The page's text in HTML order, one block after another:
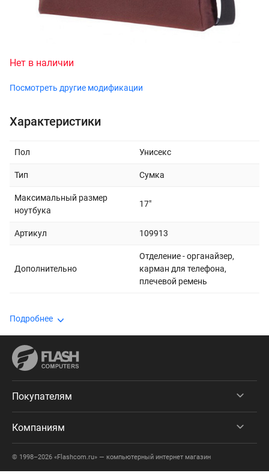
Нет в наличии
Посмотреть другие модификации
Характеристики
Пол Унисекс
Тип Сумка
Максимальный размер
ноутбука
17"
Артикул 109913
Дополнительно
Отделение - органайзер,
карман для телефона,
плечевой ремень
Подробнее
Покупателям
Компаниям
© 1998–2026 «Flashcom.ru» — компьютерный интернет магазин